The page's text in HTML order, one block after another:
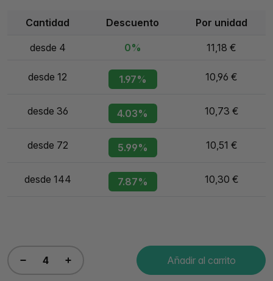
Cantidad Descuento Por unidad
desde 4 0% 11,18 €
desde 12 1.97% 10,96 €
desde 36 4.03% 10,73 €
desde 72 5.99% 10,51 €
desde 144 7.87% 10,30 €
Añadir al carrito